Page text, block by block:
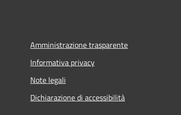
Amministrazione trasparente
Informativa privacy
Note legali
Dichiarazione di accessibilità